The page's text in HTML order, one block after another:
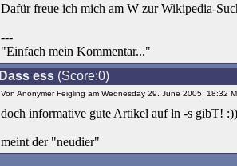
Dafür freue ich mich am W zur Wikipedia-
---
"Einfach mein Kommentar..."
Dass ess (Score:0)
Von Anonymer Feigling am Wednesday 29. June 2005, 18:32
doch informative gute Artikel auf ln -s gibT! :))
meint der "neudier"